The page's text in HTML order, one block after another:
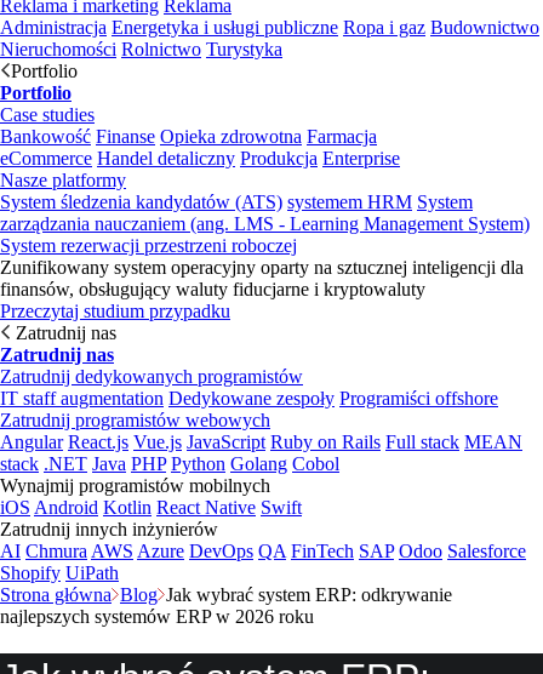
Reklama i marketing Reklama
Administracja Energetyka i usługi publiczne Ropa i gaz Budownictwo
Nieruchomości Rolnictwo Turystyka
Portfolio
Portfolio
Case studies
Bankowość Finanse Opieka zdrowotna Farmacja
eCommerce Handel detaliczny Produkcja Enterprise
Nasze platformy
System śledzenia kandydatów (ATS) systemem HRM System
zarządzania nauczaniem (ang. LMS - Learning Management System)
System rezerwacji przestrzeni roboczej
Zunifikowany system operacyjny oparty na sztucznej inteligencji dla
finansów, obsługujący waluty fiducjarne i kryptowaluty
Przeczytaj studium przypadku
Zatrudnij nas
Zatrudnij nas
Zatrudnij dedykowanych programistów
IT staff augmentation Dedykowane zespoły Programiści offshore
Zatrudnij programistów webowych
Angular React.js Vue.js JavaScript Ruby on Rails Full stack MEAN
stack .NET Java PHP Python Golang Cobol
Wynajmij programistów mobilnych
iOS Android Kotlin React Native Swift
Zatrudnij innych inżynierów
AI Chmura AWS Azure DevOps QA FinTech SAP Odoo Salesforce
Shopify UiPath
Strona główna Blog Jak wybrać system ERP: odkrywanie
najlepszych systemów ERP w 2026 roku